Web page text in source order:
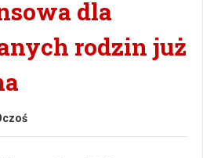
dla
rodzin już